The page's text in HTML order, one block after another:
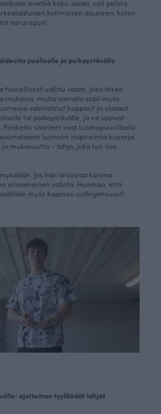
miettiä koko-asiaa, voit pelata
kotimaisen asusteen, kuten
narurepun!
puolisolle ja poikaystävälle
huolellisesti valittu vaate, joka tekee
mukavia, mutta samalla sopii myös
valmistetut hupparit ja oloasut
tai poikaystävälle, ja ne sopivat
vaatteet ovat luomupuuvillasta
luonnon inspiroimia kuoseja.
ja mukavuutta – lahja, joka tuo iloa
Jos hän arvostaa kotona
erinomainen valinta. Huomaa, että
myös Kaamos-collegehousut!
ajattoman tyylikkäät lahjat